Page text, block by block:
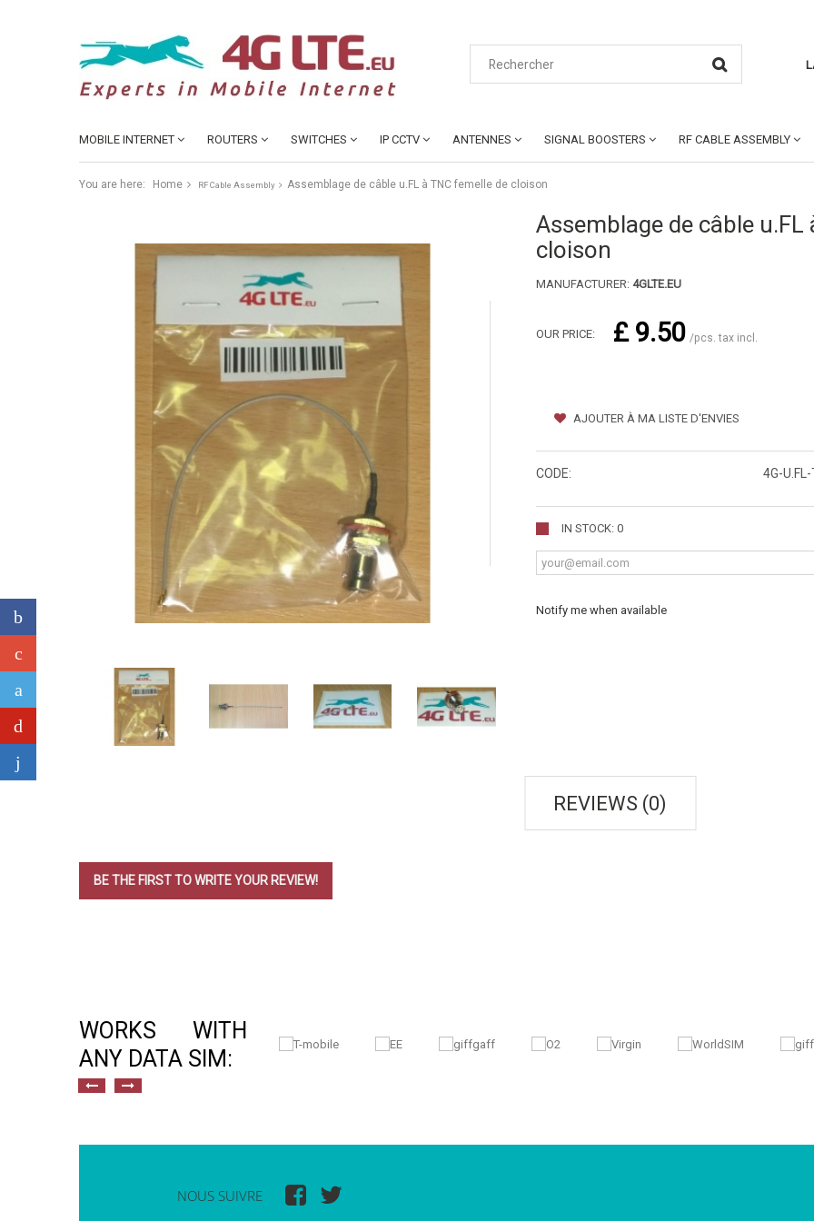
MOBILE INTERNET ROUTERS SWITCHES IP CCTV ANTENNES SIGNAL BOOSTERS RF CABLE ASSEMBLY
You are here: Home RF Cable Assembly Assemblage de câble u.FL à TNC femelle de cloison
Assemblage de câble u.FL
cloison
MANUFACTURER: 4GLTE.EU
OUR PRICE: £ 9.50 /pcs. tax incl.
AJOUTER À MA LISTE D'ENVIES
CODE: 4G-U.FL-
IN STOCK: 0
Notify me when available
REVIEWS (0)
BE THE FIRST TO WRITE YOUR REVIEW!
WORKS WITH
ANY DATA SIM:
NOUS SUIVRE